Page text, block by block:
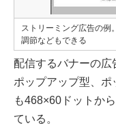
ストリーミング広告の例
調節などもできる
配信するバナーの広
ポップアップ型、
も468×60ドットか
ている。